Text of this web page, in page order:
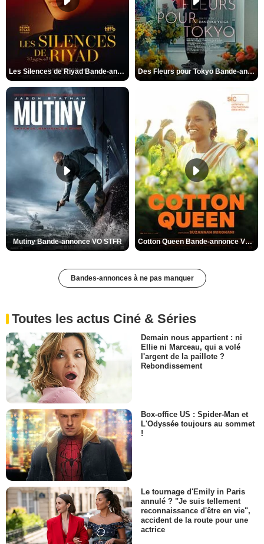
Les Silences de Riyad Bande-annonce VO STFR Des Fleurs pour Tokyo Bande-annonce VO STFR
Mutiny Bande-annonce VO STFR Cotton Queen Bande-annonce VO STFR
Bandes-annonces à ne pas manquer
Toutes les actus Ciné & Séries
Demain nous appartient : ni
Ellie ni Marceau, qui a volé
l'argent de la paillote ?
Rebondissement
Box-office US : Spider-Man et
L'Odyssée toujours au sommet
!
Le tournage d'Emily in Paris
annulé ? "Je suis tellement
reconnaissance d'être en vie",
accident de la route pour une
actrice